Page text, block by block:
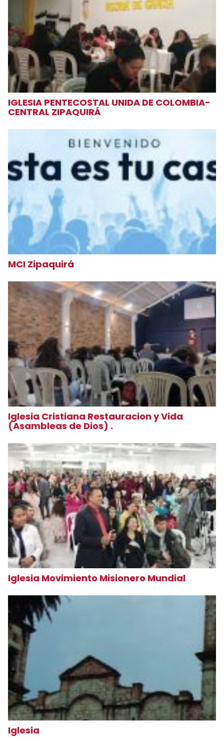
IGLESIA PENTECOSTAL UNIDA DE COLOMBIA-
CENTRAL ZIPAQUIRÁ
MCI Zipaquirá
Iglesia Cristiana Restauracion y Vida
(Asambleas de Dios) .
Iglesia Movimiento Misionero Mundial
Iglesia